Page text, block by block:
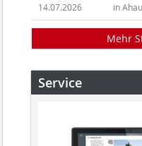
in
14.07.2026
Mehr
Service